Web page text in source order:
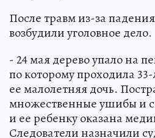
После травм из-за
возбудили уголовное дело.
- 24 мая дерево упало на
по которому проходила
ее малолетняя дочь.
множественные ушибы и
и ее ребенку оказана
Следователи назначили